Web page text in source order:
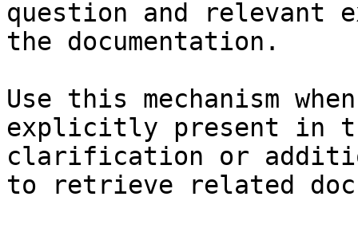
question and relevant
the documentation.
Use this mechanism
explicitly present in
clarification or